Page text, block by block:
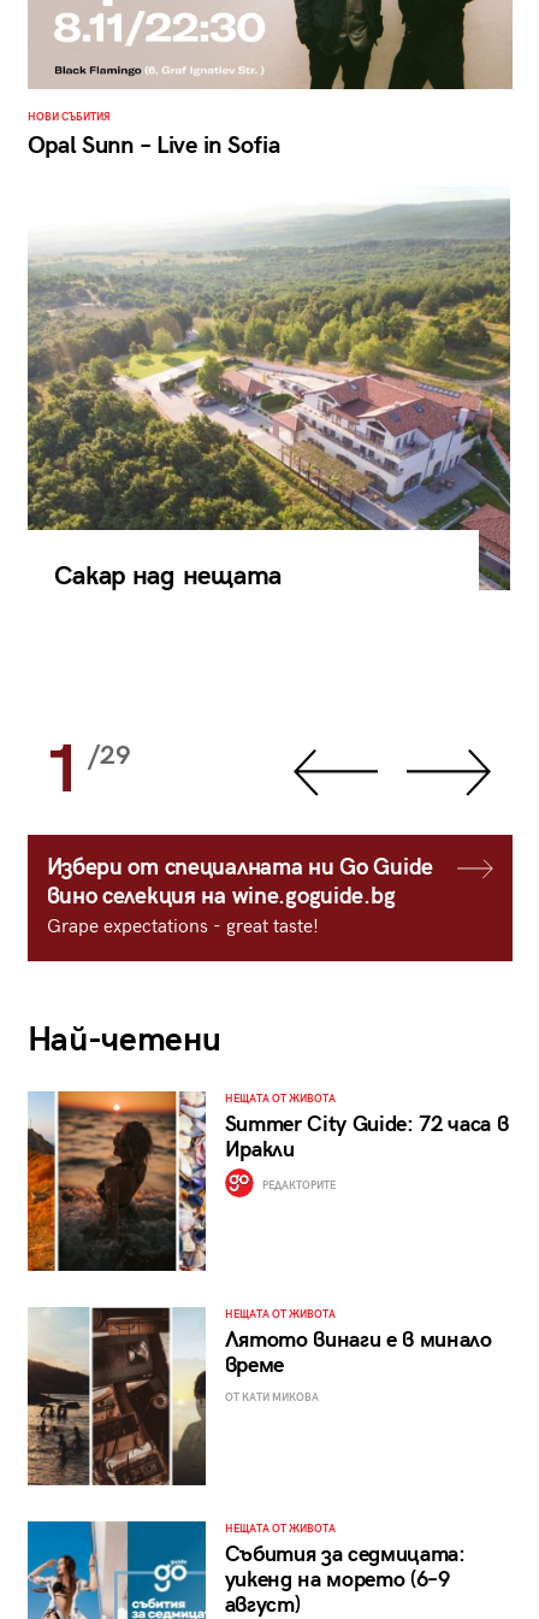
НОВИ СЪБИТИЯ
Opal Sunn – Live in Sofia
Сакар над нещата
1 /29
Избери от специалната ни Go Guide
вино селекция на wine.goguide.bg
Grape expectations - great taste!
Най-четени
НЕЩАТА ОТ ЖИВОТА
Summer City Guide: 72 часа в
Иракли
РЕДАКТОРИТЕ
НЕЩАТА ОТ ЖИВОТА
Лятото винаги е в минало
време
ОТ КАТИ МИКОВА
НЕЩАТА ОТ ЖИВОТА
Събития за седмицата:
уикенд на морето (6–9
август)